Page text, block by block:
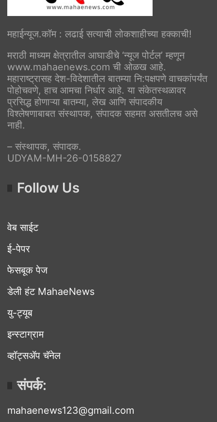
महाईन्यूज.कॉम : लढाई सत्याची लोकशाहीच्या हक्काची!
मराठी माध्यम क्षेत्रातील आघाडीचे ‘न्यूज पोर्टल’ म्हणून
www.mahaenews.com ची ओळख आहे.
महाराष्ट्रासह देश-विदेशातील बातम्या नि:पक्षपणे वाचकांपर्यंत
पोहोचवणे, हाच आमचा निर्धार आहे. या संकेतस्थळावर
प्रसिद्ध होणाऱ्या बातम्या, लेख आणि संपादकीय
विश्लेषणाबाबत संस्थापक, संपादक सहमत असतीलच असे
नाही.
– संस्थापक, संपादक.
UDYAM-MH-26-0158827
Follow Us
वेब साईट
ई-पेपर
फेसबूक पेज
डेली हंट MahaeNews
यु-ट्यूब
इन्स्टाग्राम
व्हॉट्सॲप चॅनेल
संपर्क:
mahaenews123@gmail.com